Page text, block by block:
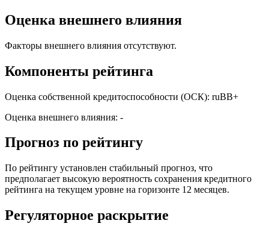
Оценка внешнего влияния
Факторы внешнего влияния отсутствуют.
Компоненты рейтинга
Оценка собственной кредитоспособности (ОСК): ruBB+
Оценка внешнего влияния: -
Прогноз по рейтингу
По рейтингу установлен стабильный прогноз, что
предполагает высокую вероятность сохранения кредитного
рейтинга на текущем уровне на горизонте 12 месяцев.
Регуляторное раскрытие